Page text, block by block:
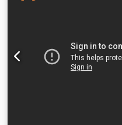
verrekenbaar voor
mogelijk van alles in de